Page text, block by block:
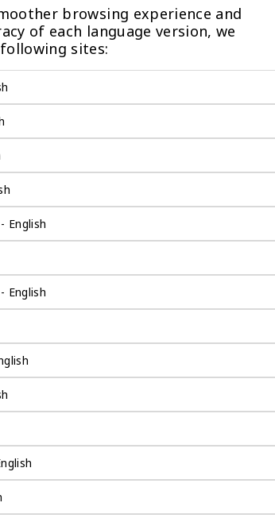
，
browsing experience and
of each language version, we
sites:
English
English